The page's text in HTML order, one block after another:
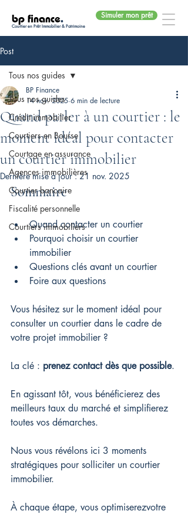
bp finance.
Courtier en Prêt Immobilier & Patrimoine
Simuler mon prêt
Post
Tous nos guides
Crédit immobilier
Courtiers en Bourse
Courtage en assurance
Agences immobilières
Courtier bancaire
Fiscalité personnelle
Courtiers immobiliers
Tous nos guides
Quand parler à un courtier : le
moment idéal pour contacter
un courtier immobilier
BP Finance
14 nov. 2025 6 min de lecture
Dernière mise à jour :21 nov. 2025
Sommaire
Quand contacter un courtier
Pourquoi choisir un courtier
immobilier
Questions clés avant un courtier
Foire aux questions
Vous hésitez sur le moment idéal pour
consulter un courtier dans le cadre de
votre projet immobilier ?
La clé : prenez contact dès que possible.
En agissant tôt, vous bénéficierez des
meilleurs taux du marché et simplifierez
toutes vos démarches.
Nous vous révélons ici 3 moments
stratégiques pour solliciter un courtier
immobilier.
À chaque étape, vous optimiserezvotre